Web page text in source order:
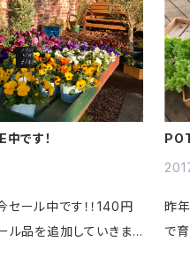
です！
セール中です！！140円
ル品を追加していきま
昨
で